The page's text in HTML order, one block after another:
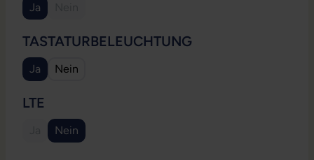
Ja
TASTATURBELEUCHTUNG
Ja Nein
LTE
(Diese Option ist zurzeit nicht verfügbar.)
Nein